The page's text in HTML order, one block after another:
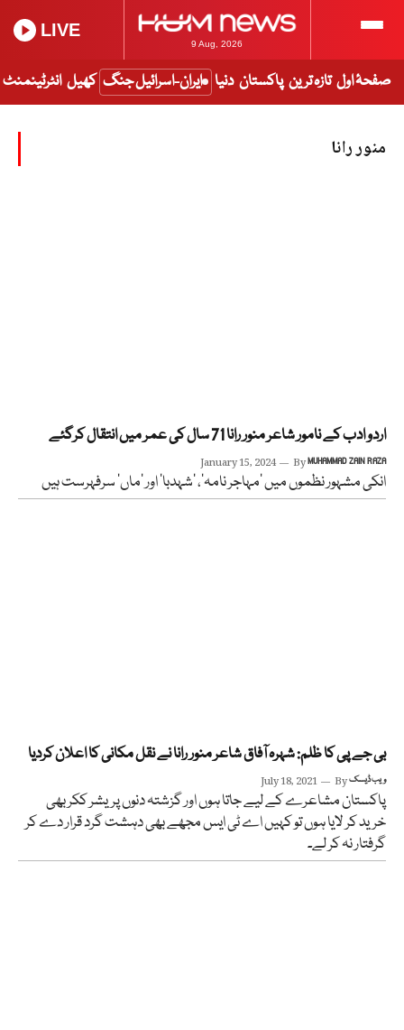
9 Aug, 2026
LIVE
صفحۂ اول تازہ ترین پاکستان دنیا ایران-اسرائیل جنگ کھیل انٹرٹینمنٹ
منور رانا
اردو ادب کے نامور شاعر منور رانا 71 سال کی عمر میں انتقال کرگئے
January 15, 2024 ByMUHAMMAD ZAIN RAZA
انکی مشہور نظموں میں ‘مہاجر نامہ’، ’شہدبا‘ اور ’ماں‘ سرفہرست ہیں
بی جے پی کا ظلم: شہرہ آفاق شاعر منور رانا نے نقل مکانی کا اعلان کردیا
July 18, 2021 Byویب ڈیسک
پاکستان مشاعرے کے لیے جاتا ہوں اور گزشتہ دنوں پریشر ککر بھی
خرید کر لایا ہوں تو کہیں اے ٹی ایس مجھے بھی دہشت گرد قرار دے کر
گرفتار نہ کر لے۔